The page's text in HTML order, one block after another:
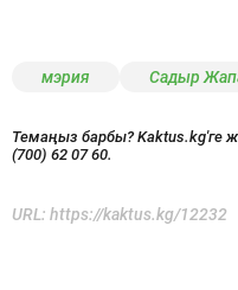
мэрия Садыр
Темаңыз барбы? Kaktus.kg'ге
(700) 62 07 60.
URL: https://kaktus.kg/12232